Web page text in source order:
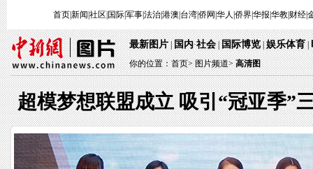
首页|新闻 社区 国际|军事|法治|港澳 台湾|侨网 华人 侨界|华报 华教| 财经|
最新图片|国内·社会|国际博览|娱乐体育|
你的位置：首页>图片频道> 高清图
超模梦想联盟成立 吸引“冠亚季”